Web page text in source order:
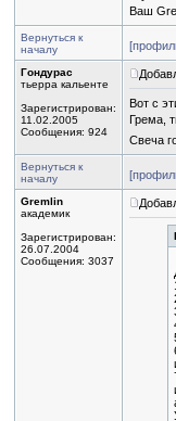
Ваш
Вернуться к
началу
Гондурас
тьерра кальенте
Зарегистрирован:
11.02.2005
Сообщения: 924
Вот с
Грема,
Свеча
Вернуться к
началу
Gremlin
академик
Зарегистрирован:
26.07.2004
Сообщения: 3037